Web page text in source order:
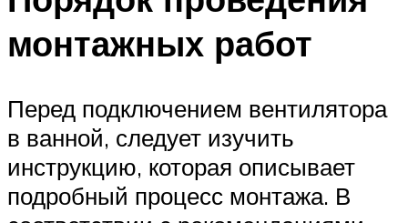
монтажных работ
Перед подключением вентилятора
в ванной, следует изучить
инструкцию, которая описывает
подробный процесс монтажа. В